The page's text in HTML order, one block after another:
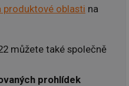
produktové oblasti na
můžete také společně
prohlídek